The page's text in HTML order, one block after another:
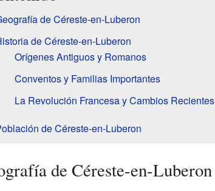
de Céreste-en-Luberon
de Céreste-en-Luberon
Orígenes Antiguos y Romanos
Conventos y Familias Importantes
La Revolución Francesa y Cambios Recientes
de Céreste-en-Luberon
de Céreste-en-Luberon